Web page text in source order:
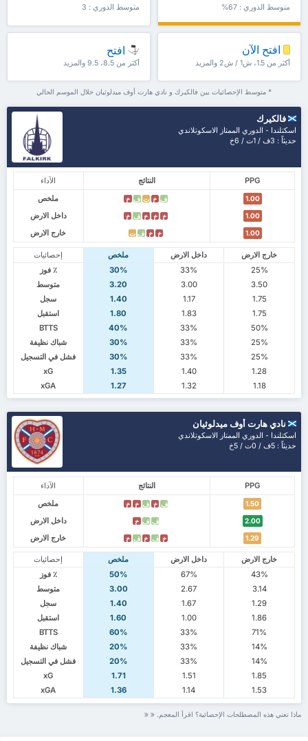
متوسط الدوري : 67% متوسط الدوري : 3
افتح الآن
أكثر من 1.5، ش1 / ش2 والمزيد
افتح
أكثر من 8.5، 9.5 والمزيد
* متوسط الإحصائيات بين فالكيرك و نادي هارت أوف ميدلوثيان خلال الموسم الحالي
فالكيرك
اسكتلندا - الدوري الممتاز الاسكوتلاندي
حديثاً : 3ف / 1ت / 6خ
الآداء النتائج
PPG
ملخص
ف خ ت ف خ 1.00
داخل الارض خ خ خ ف خ 1.00
خارج الارض خ خ ف ت 1.00
إحصائيات ملخص داخل الارض
خارج الارض
٪ فوز
30% 33%
25%
متوسط
3.20 3.00
3.50
سجل
1.40 1.17
1.75
استقبل
1.80 1.83
1.75
BTTS
40% 33%
50%
شباك نظيفة
30% 33%
25%
فشل في التسجيل
30% 33%
25%
xG
1.35 1.40
1.28
xGA
1.27 1.32 1.18
نادي هارت أوف ميدلوثيان
اسكتلندا - الدوري الممتاز الاسكوتلاندي
حديثاً : 5ف / 0ت / 5خ
الآداء النتائج
PPG
ملخص
ف خ ف خ خ 1.50
داخل الارض ف ف خ 2.00
خارج الارض خ ف خ ف خ 1.29
إحصائيات ملخص داخل الارض
خارج الارض
٪ فوز
50% 67%
43%
متوسط
3.00 2.67
3.14
سجل
1.40 1.67
1.29
استقبل
1.60 1.00
1.86
BTTS
60% 33%
71%
شباك نظيفة
20% 33%
14%
فشل في التسجيل
20% 33%
14%
xG
1.71 1.51
1.85
xGA
1.36 1.14 1.53
ماذا تعني هذه المصطلحات الإحصائية؟ اقرأ المعجم.